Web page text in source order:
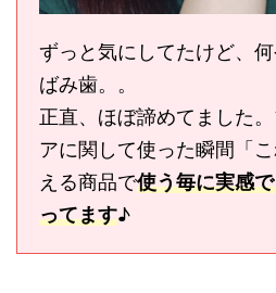
ずっと気にしてたけど、
ばみ歯。。
正直、ほぼ諦めてました
アに関して使った瞬間「
える商品で使う毎に実感
ってます♪